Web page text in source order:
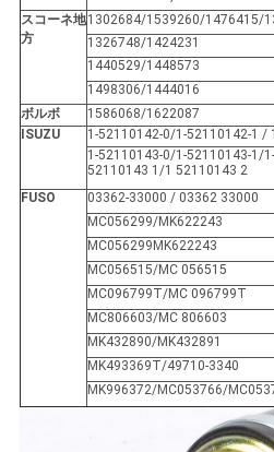
地
PRIVACY
POLICY
スコーネ地
方
1302684/1539260/1476415/
1326748/1424231
1440529/1448573
1498306/1444016
ボルボ
1586068/1622087
ISUZU
1-52110142-0/1-52110142-1
1-52110143-0/1-52110143-1/
52110143 1/1 52110143 2
FUSO
03362-33000 / 03362 33000
MC056299/MK622243
MC056299MK622243
MC056515/MC 056515
MC096799T/MC 096799T
MC806603/MC 806603
MK432890/MK432891
MK493369T/49710-3340
MK996372/MC053766/